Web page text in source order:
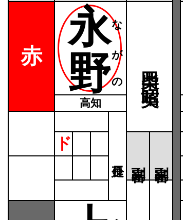
赤
永
野ながの 柴田 英昭
高知
ド